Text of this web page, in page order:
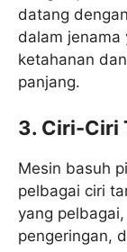
datang
dalam jenama
ketahanan
panjang.​
3. Ciri-Ciri
Mesin basuh
pelbagai ciri
yang
pengeringan,